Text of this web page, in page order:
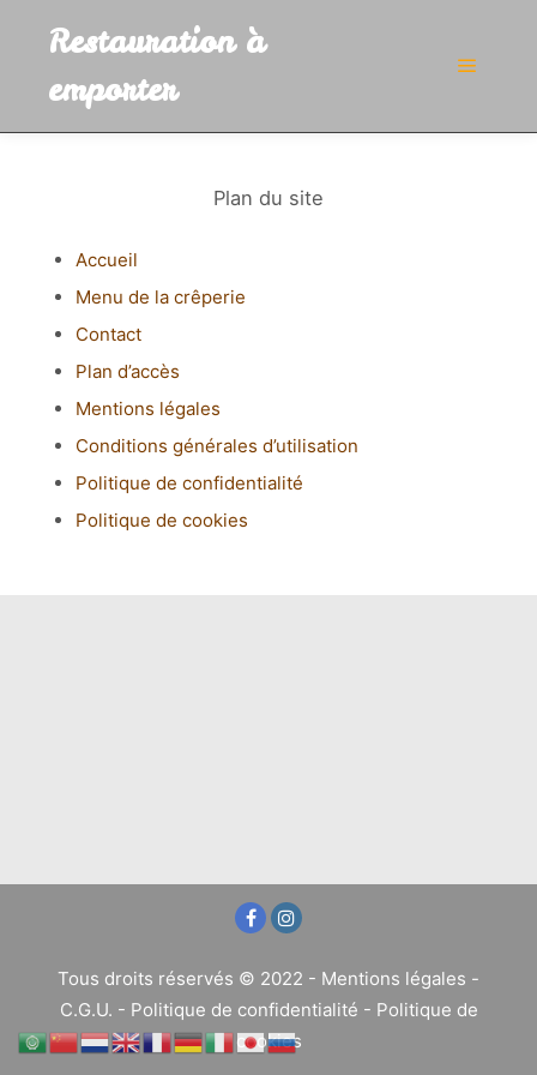
Restauration à
emporter
Plan du site
Accueil
Menu de la crêperie
Contact
Plan d’accès
Mentions légales
Conditions générales d’utilisation
Politique de confidentialité
Politique de cookies
Tous droits réservés © 2022 - Mentions légales -
C.G.U. - Politique de confidentialité - Politique de
cookies